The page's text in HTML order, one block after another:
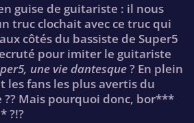
guise de guitariste : il nous
truc clochait avec ce truc qui
côtés du bassiste de Super5
pour imiter le guitariste
une vie dantesque? En plein
les fans les plus avertis du
?? Mais pourquoi donc, bor***
?!?